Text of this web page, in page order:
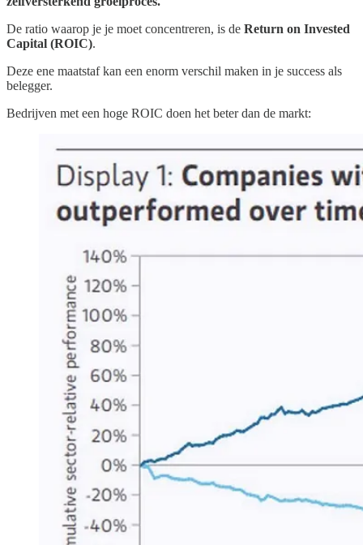
De ratio waarop je je moet concentreren, is de Return on Invested
Capital (ROIC).
Deze ene maatstaf kan een enorm verschil maken in je success als
belegger.
Bedrijven met een hoge ROIC doen het beter dan de markt: